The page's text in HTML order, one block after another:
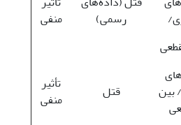
رسمی)
منفی
بین
قتل
تأثیر
منفی